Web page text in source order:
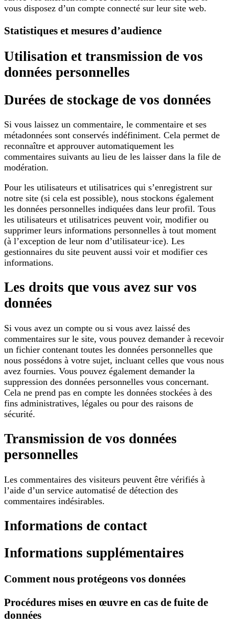
vous disposez d’un compte connecté sur leur site web.
Statistiques et mesures d’audience
Utilisation et transmission de vos
données personnelles
Durées de stockage de vos données
Si vous laissez un commentaire, le commentaire et ses
métadonnées sont conservés indéfiniment. Cela permet de
reconnaître et approuver automatiquement les
commentaires suivants au lieu de les laisser dans la file de
modération.
Pour les utilisateurs et utilisatrices qui s’enregistrent sur
notre site (si cela est possible), nous stockons également
les données personnelles indiquées dans leur profil. Tous
les utilisateurs et utilisatrices peuvent voir, modifier ou
supprimer leurs informations personnelles à tout moment
(à l’exception de leur nom d’utilisateur·ice). Les
gestionnaires du site peuvent aussi voir et modifier ces
informations.
Les droits que vous avez sur vos
données
Si vous avez un compte ou si vous avez laissé des
commentaires sur le site, vous pouvez demander à recevoir
un fichier contenant toutes les données personnelles que
nous possédons à votre sujet, incluant celles que vous nous
avez fournies. Vous pouvez également demander la
suppression des données personnelles vous concernant.
Cela ne prend pas en compte les données stockées à des
fins administratives, légales ou pour des raisons de
sécurité.
Transmission de vos données
personnelles
Les commentaires des visiteurs peuvent être vérifiés à
l’aide d’un service automatisé de détection des
commentaires indésirables.
Informations de contact
Informations supplémentaires
Comment nous protégeons vos données
Procédures mises en œuvre en cas de fuite de
données